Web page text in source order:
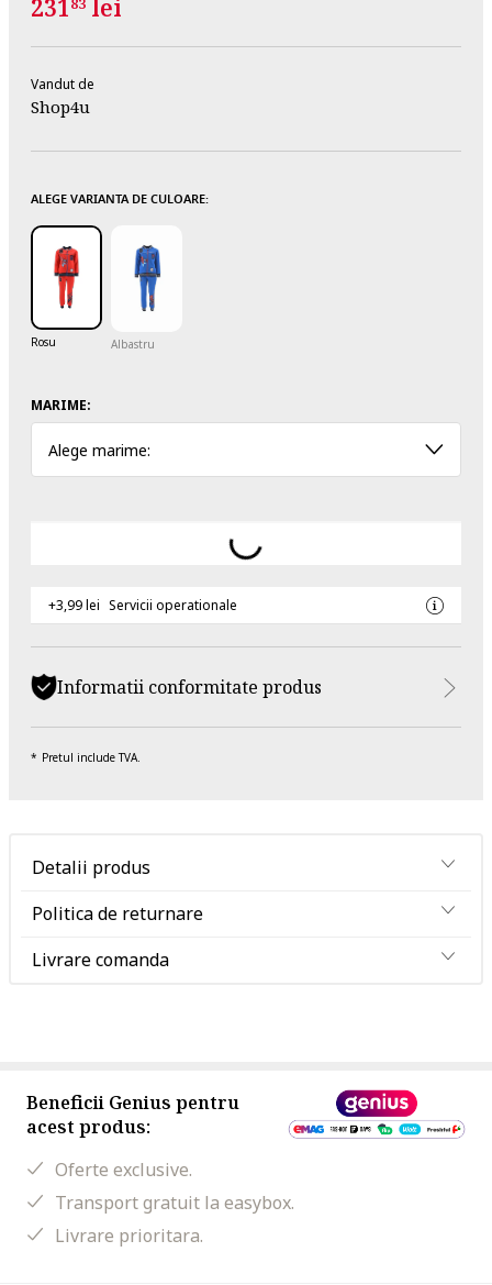
231 lei
Vandut de
Shop4u
ALEGE VARIANTA DE CULOARE:
Rosu Albastru
MARIME:
Alege marime:
+3,99 lei Servicii operationale
Informatii conformitate produs
Pretul include TVA.
Detalii produs
Politica de returnare
Livrare comanda
Beneficii Genius pentru
acest produs:
Oferte exclusive.
Transport gratuit la easybox.
Livrare prioritara.